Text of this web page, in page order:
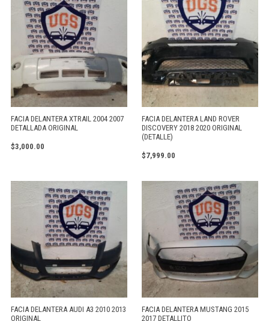
FACIA DELANTERA XTRAIL 2004 2007
DETALLADA ORIGINAL
$3,000.00
FACIA DELANTERA LAND ROVER
DISCOVERY 2018 2020 ORIGINAL
(DETALLE)
$7,999.00
FACIA DELANTERA AUDI A3 2010 2013
ORIGINAL
FACIA DELANTERA MUSTANG 2015
2017 DETALLITO